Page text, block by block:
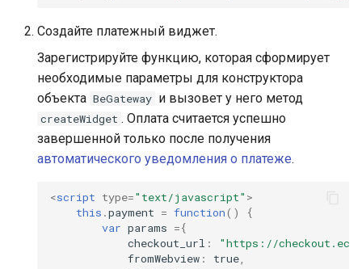
Создайте платежный виджет.
Зарегистрируйте функцию, которая сформирует
необходимые параметры для конструктора
объекта BeGateway и вызовет у него метод
createWidget . Оплата считается успешно
завершенной только после получения
автоматического уведомления о платеже.
<script type="text/javascript" >
this .payment = function()
{
var params ={
checkout_url :
"https://
fromWebview : true,